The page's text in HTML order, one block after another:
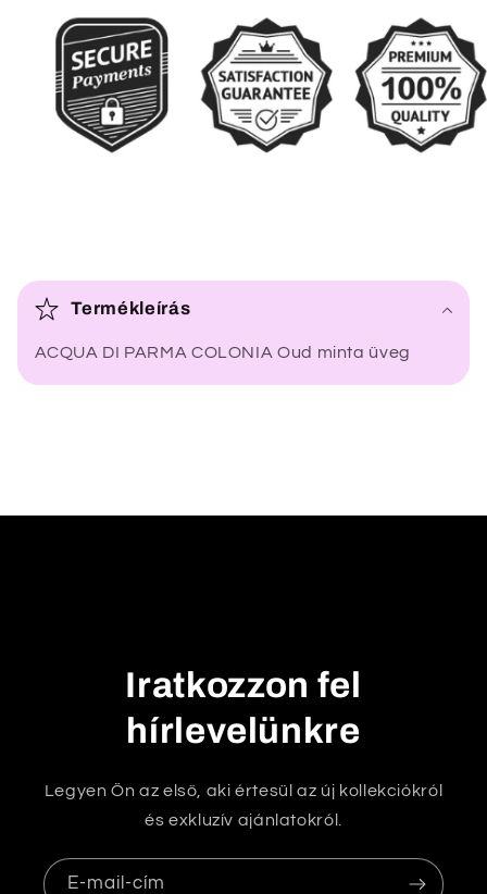
s
e
k
Termékleírás
ACQUA DI PARMA COLONIA Oud minta üveg
Iratkozzon fel
hírlevelünkre
Legyen Ön az első, aki értesül az új kollekciókról
és exkluzív ajánlatokról.
E-mail-cím